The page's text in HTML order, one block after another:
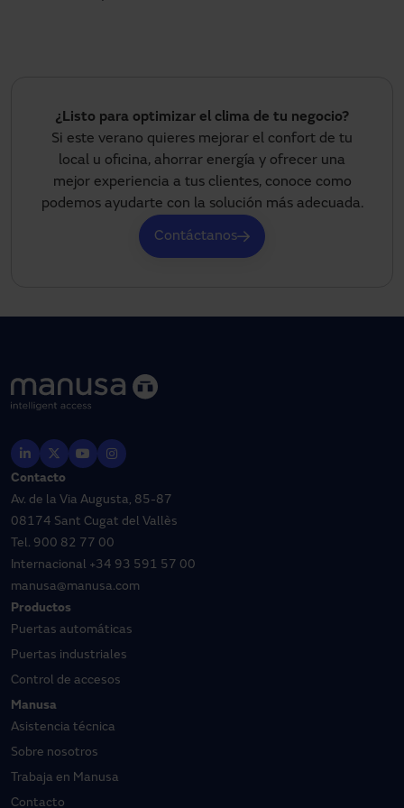
¿Listo para optimizar el clima de tu negocio?
Si este verano quieres mejorar el confort de tu
local u oficina, ahorrar energía y ofrecer una
mejor experiencia a tus clientes, conoce como
podemos ayudarte con la solución más adecuada.
Contáctanos
Contacto
Av. de la Via Augusta, 85-87
08174 Sant Cugat del Vallès
Tel. 900 82 77 00
Internacional +34 93 591 57 00
manusa@manusa.com
Productos
Puertas automáticas
Puertas industriales
Control de accesos
Manusa
Asistencia técnica
Sobre nosotros
Trabaja en Manusa
Contacto